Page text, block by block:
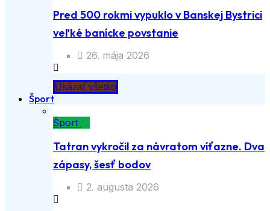
Pred 500 rokmi vypuklo v Banskej Bystrici
veľké banícke povstanie
26. mája 2026
Ukázať všetko
Šport
Šport
Tatran vykročil za návratom víťazne. Dva
zápasy, šesť bodov
2. augusta 2026